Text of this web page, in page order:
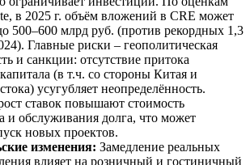
в 2025 г. объём вложений в CRE может
500–600 млрд руб. (против рекордных 1,3
Главные риски – геополитическая
и санкции: отсутствие притока
(в т.ч. со стороны Китая и
усугубляет неопределённость.
ставок повышают стоимость
и обслуживания долга, что может
новых проектов.
изменения: Замедление реальных
влияет на розничный и гостиничный